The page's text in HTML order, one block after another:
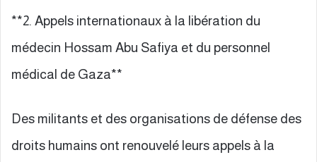
**2. Appels internationaux à la libération du
médecin Hossam Abu Safiya et du personnel
médical de Gaza**
Des militants et des organisations de défense des
droits humains ont renouvelé leurs appels à la